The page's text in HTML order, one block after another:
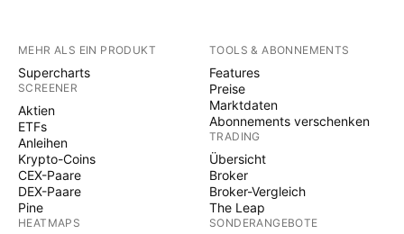
MEHR ALS EIN PRODUKT
Supercharts
SCREENER
Aktien
ETFs
Anleihen
Krypto-Coins
CEX-Paare
DEX-Paare
Pine
HEATMAPS
TOOLS & ABONNEMENTS
Features
Preise
Marktdaten
Abonnements verschenken
TRADING
Übersicht
Broker
Broker-Vergleich
The Leap
SONDERANGEBOTE